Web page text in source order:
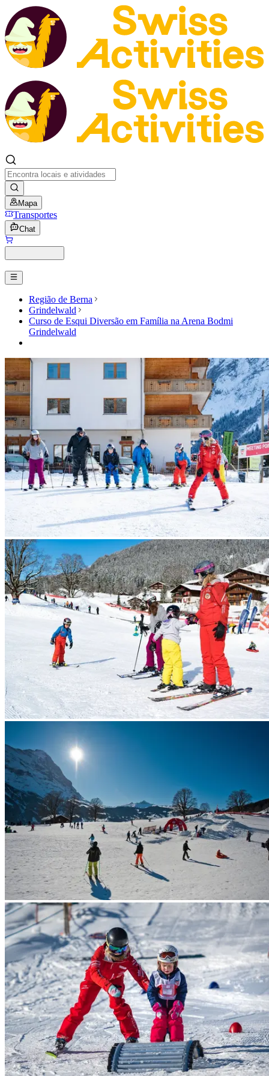
Mapa
Transportes
Chat
Região de Berna
Grindelwald
Curso de Esqui Diversão em Família na Arena Bodmi
Grindelwald